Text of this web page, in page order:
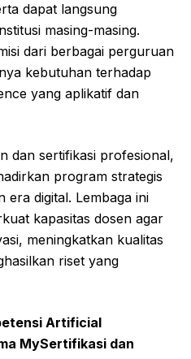
dapat langsung
masing-masing.
dari berbagai perguruan
kebutuhan terhadap
yang aplikatif dan
dan sertifikasi profesional,
program strategis
era digital. Lembaga ini
kapasitas dosen agar
meningkatkan kualitas
riset yang
Artificial
MySertifikasi dan